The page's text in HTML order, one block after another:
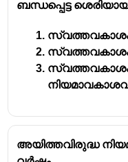
വകുപ്പ്
ഓപ്ഷൻ B,
(Directive
ഉൾപ്പെടുന്ന
അടിസ്ഥാന
ബന്ധപ്പെട്ട
അയിത്തവിരുദ്ധ